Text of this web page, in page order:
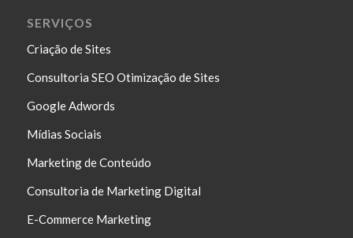
SERVIÇOS
Criação de Sites
Consultoria SEO Otimização de Sites
Google Adwords
Mídias Sociais
Marketing de Conteúdo
Consultoria de Marketing Digital
E-Commerce Marketing